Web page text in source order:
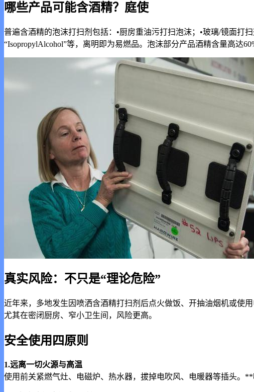
哪些产品可能含酒精？庭使
普遍含酒精的泡沫打扫剂包括：•厨房重油污打扫泡沫；•玻璃/镜面打
“IsopropylAlcohol”等，离明即为易燃品。泡沫部分产品酒精含量高达
真实风险：不只是“理论危险”
近年来，多地发生因喷洒含酒精打扫剂后点火做饭、开抽油烟机或使
尤其在密闭厨房、窄小卫生间，风险更高。
安全使用四原则
1.远离一切火源与高温
使用前关紧燃气灶、电磁炉、热水器，拔掉电吹风、电暖器等插头。